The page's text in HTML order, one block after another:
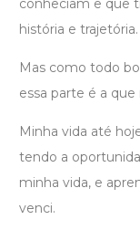
conheciam e que
história e trajetória.
Mas como todo
essa parte é a
Minha vida até
tendo a
minha vida, e
venci.